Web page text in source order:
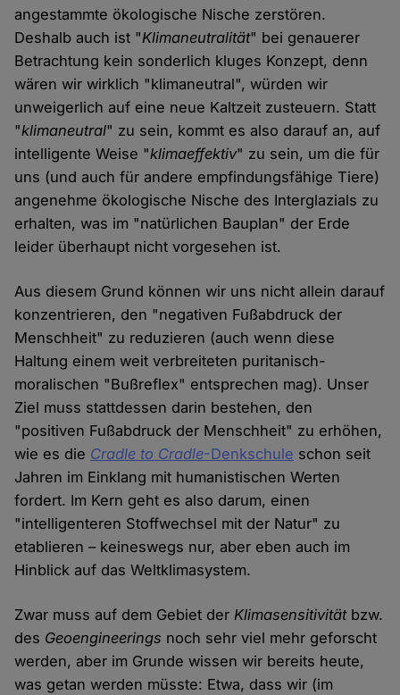
angestammte ökologische Nische zerstören.
Deshalb auch ist "Klimaneutralität" bei genauerer
Betrachtung kein sonderlich kluges Konzept, denn
wären wir wirklich "klimaneutral", würden wir
unweigerlich auf eine neue Kaltzeit zusteuern. Statt
"klimaneutral" zu sein, kommt es also darauf an, auf
intelligente Weise "klimaeffektiv" zu sein, um die für
uns (und auch für andere empfindungsfähige Tiere)
angenehme ökologische Nische des Interglazials zu
erhalten, was im "natürlichen Bauplan" der Erde
leider überhaupt nicht vorgesehen ist.
Aus diesem Grund können wir uns nicht allein darauf
konzentrieren, den "negativen Fußabdruck der
Menschheit" zu reduzieren (auch wenn diese
Haltung einem weit verbreiteten puritanisch-
moralischen "Bußreflex" entsprechen mag). Unser
Ziel muss stattdessen darin bestehen, den
"positiven Fußabdruck der Menschheit" zu erhöhen,
wie es die Cradle to Cradle-Denkschule schon seit
Jahren im Einklang mit humanistischen Werten
fordert. Im Kern geht es also darum, einen
"intelligenteren Stoffwechsel mit der Natur" zu
etablieren – keineswegs nur, aber eben auch im
Hinblick auf das Weltklimasystem.
Zwar muss auf dem Gebiet derKlimasensitivitätbzw.
des Geoengineerings noch sehr viel mehr geforscht
werden, aber im Grunde wissen wir bereits heute,
was getan werden müsste: Etwa, dass wir (im